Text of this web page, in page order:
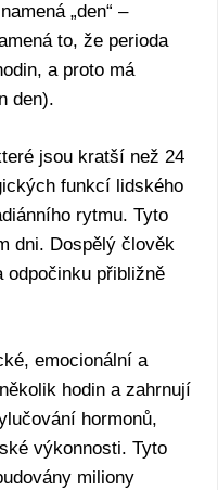
„den“ –
to, že perioda
a proto má
den).
jsou kratší než 24
funkcí lidského
rytmu. Tyto
dni. Dospělý člověk
odpočinku přibližně
emocionální a
hodin a zahrnují
hormonů,
výkonnosti. Tyto
miliony